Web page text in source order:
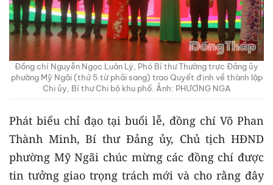
Đồng chí Nguyễn Ngọc Luân Lý, Phó Bí thư Thường trực Đảng ủy
phường Mỹ Ngãi (thứ 5 từ phải sang) trao Quyết định về thành lập
Chi ủy, Bí thư Chi bộ khu phố. Ảnh: PHƯƠNG NGA
Phát biểu chỉ đạo tại buổi lễ, đồng chí Võ Phan
Thành Minh, Bí thư Đảng ủy, Chủ tịch HĐND
phường Mỹ Ngãi chúc mừng các đồng chí được
tin tưởng giao trọng trách mới và cho rằng đây